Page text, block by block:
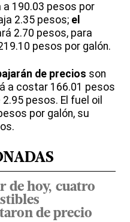
190.03 pesos por
2.35 pesos; el
2.70 pesos, para
pesos por galón.
de precios son
a costar 166.01 pesos
pesos. El fuel oil
por galón, su
de hoy, cuatro
de precio